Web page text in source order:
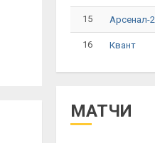
15 Арсенал-2
16 Квант
МАТЧИ